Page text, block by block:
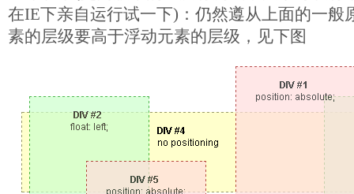
在IE下亲自运行试一下)：仍然遵从上面的一般
素的层级要高于浮动元素的层级，见下图